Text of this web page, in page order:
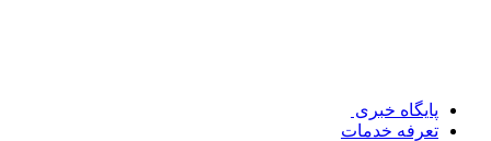
پایگاه خبری
تعرفه خدمات